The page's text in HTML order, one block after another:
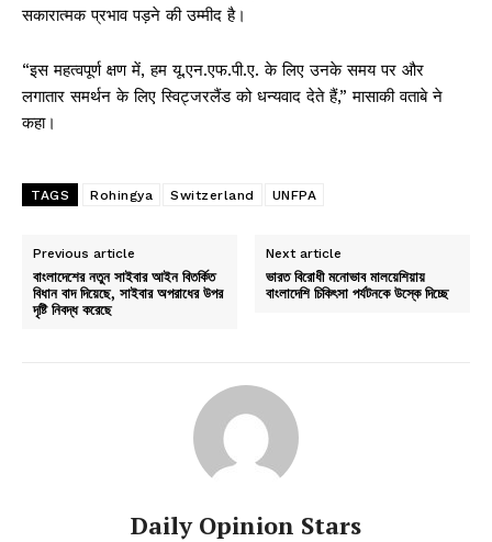
सकारात्मक प्रभाव पड़ने की उम्मीद है।
“इस महत्वपूर्ण क्षण में, हम यू.एन.एफ.पी.ए. के लिए उनके समय पर और
लगातार समर्थन के लिए स्विट्जरलैंड को धन्यवाद देते हैं,” मासाकी वताबे ने
कहा।
TAGS Rohingya Switzerland UNFPA
Previous article
বাংলাদেশের নতুন সাইবার আইন বিতর্কিত
বিধান বাদ দিয়েছে, সাইবার অপরাধের উপর
দৃষ্টি নিবদ্ধ করেছে
Next article
ভারত বিরোধী মনোভাব মালয়েশিয়ায়
বাংলাদেশি চিকিৎসা পর্যটনকে উস্কে দিচ্ছে
Daily Opinion Stars